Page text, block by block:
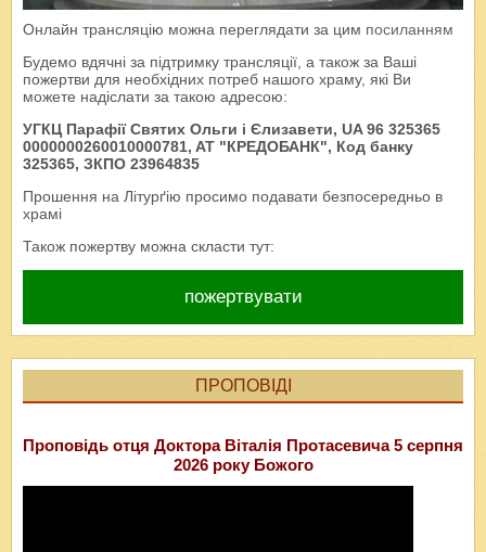
Онлайн трансляцію можна переглядати за цим посиланням
Будемо вдячні за підтримку трансляції, а також за Ваші
пожертви для необхідних потреб нашого храму, які Ви
можете надіслати за такою адресою:
УГКЦ Парафії Святих Ольги і Єлизавети, UA 96 325365
0000000260010000781, AT "КРЕДОБАНК", Код банку
325365, ЗКПО 23964835
Прошення на Літурґію просимо подавати безпосередньо в
храмі
Також пожертву можна скласти тут:
пожертвувати
ПРОПОВІДІ
Проповідь отця Доктора Віталія Протасевича 5 серпня
2026 року Божого